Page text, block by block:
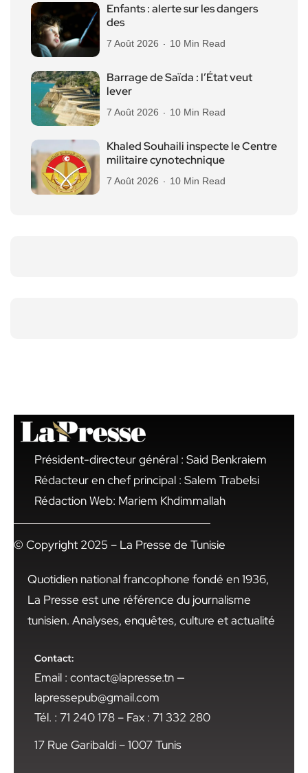
Enfants : alerte sur les dangers
des
7 Août 2026 10 Min Read
Barrage de Saïda : l’État veut
lever
7 Août 2026 10 Min Read
Khaled Souhaili inspecte le Centre
militaire cynotechnique
7 Août 2026 10 Min Read
Président-directeur général : Said Benkraiem
Rédacteur en chef principal : Salem Trabelsi
Rédaction Web: Mariem Khdimmallah
© Copyright 2025 – La Presse de Tunisie
Quotidien national francophone fondé en 1936,
La Presse est une référence du journalisme
tunisien. Analyses, enquêtes, culture et actualité
Contact:
Email : contact@lapresse.tn —
lapressepub@gmail.com
Tél. : 71 240 178 – Fax : 71 332 280
17 Rue Garibaldi – 1007 Tunis